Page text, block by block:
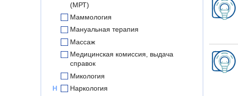
(МРТ)
Маммология
Мануальная терапия
Массаж
Медицинская комиссия, выдача
справок
Микология
Н
Наркология